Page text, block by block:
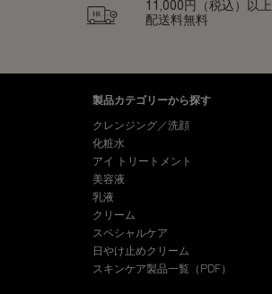
11,000円（税込）以上
配送料無料
製品カテゴリーから探す
クレンジング／洗顔
化粧水
アイ トリートメント
美容液
乳液
クリーム
スペシャルケア
日やけ止めクリーム
スキンケア製品一覧（PDF）